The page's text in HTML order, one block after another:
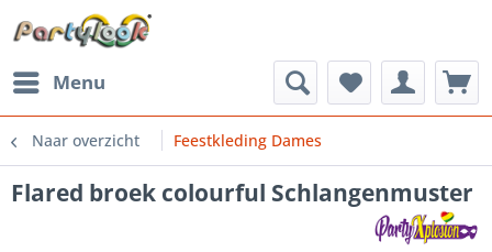
Menu
Naar overzicht Feestkleding Dames
Flared broek colourful Schlangenmuster